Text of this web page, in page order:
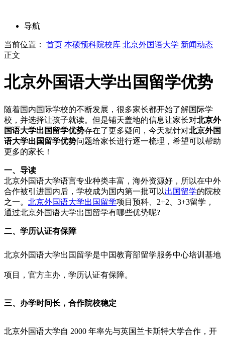
导航
当前位置： 首页 本硕预科院校库 北京外国语大学 新闻动态
正文
北京外国语大学出国留学优势
随着国内国际学校的不断发展，很多家长都开始了解国际学
校，并选择让孩子就读。但是铺天盖地的信息让家长对北京外
国语大学出国留学优势存在了更多疑问，今天就针对北京外国
语大学出国留学优势问题给家长进行逐一梳理，希望可以帮助
更多的家长！
一、导读
北京外国语大学语言专业种类丰富，海外资源好，所以在中外
合作被引进国内后，学校成为国内第一批可以出国留学的院校
之一。 北京外国语大学出国留学项目预科、2+2、3+3留学，
通过北京外国语大学出国留学有哪些优势呢?
二、学历认证有保障
北京外国语大学出国留学是中国教育部留学服务中心培训基地
项目，官方主办，学历认证有保障。
三、办学时间长，合作院校稳定
北京外国语大学自 2000 年率先与英国兰卡斯特大学合作，开